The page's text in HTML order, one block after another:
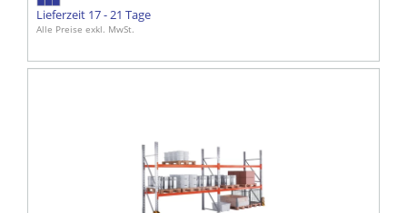
Lieferzeit 17 - 21 Tage
Alle Preise exkl. MwSt.